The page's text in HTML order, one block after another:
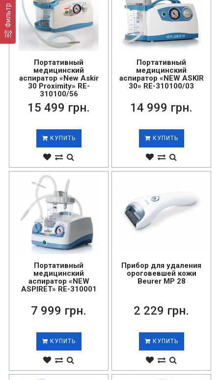
Фильтр
Портативный
медицинский
аспиратор «New Askir
30 Proximity» RE-
310100/56
15 499 грн.
КУПИТЬ
Портативный
медицинский
аспиратор «NEW ASKIR
30» RE-310100/03
14 999 грн.
КУПИТЬ
Портативный
медицинский
аспиратор «NEW
ASPIRET» RE-310001
7 999 грн.
КУПИТЬ
Прибор для удаления
ороговевшей кожи
Beurer MP 28
2 229 грн.
КУПИТЬ